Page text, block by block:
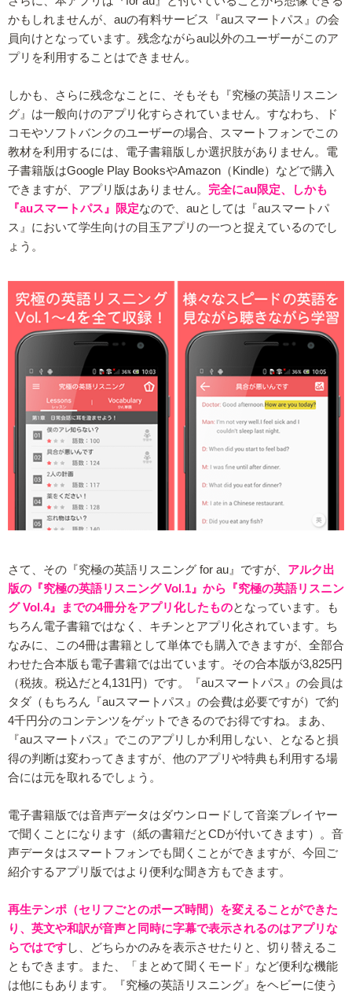
かもしれませんが、auの有料サービス『auスマートパス』の会
員向けとなっています。残念ながらau以外のユーザーがこのア
プリを利用することはできません。
しかも、さらに残念なことに、そもそも『究極の英語リスニン
グ』は一般向けのアプリ化すらされていません。すなわち、ド
コモやソフトバンクのユーザーの場合、スマートフォンでこの
教材を利用するには、電子書籍版しか選択肢がありません。電
子書籍版はGoogle Play BooksやAmazon（Kindle）などで購入
できますが、アプリ版はありません。 完全にau限定、しかも
『auスマートパス』限定なので、auとしては『auスマートパ
ス』において学生向けの目玉アプリの一つと捉えているのでし
ょう。
さて、その『究極の英語リスニング for au』ですが、 アルク出
版の『究極の英語リスニング Vol.1』から『究極の英語リスニン
グ Vol.4』までの4冊分をアプリ化したものとなっています。も
ちろん電子書籍ではなく、キチンとアプリ化されています。ち
なみに、この4冊は書籍として単体でも購入できますが、全部合
わせた合本版も電子書籍では出ています。その合本版が3,825円
（税抜。税込だと4,131円）です。『auスマートパス』の会員は
タダ（もちろん『auスマートパス』の会費は必要ですが）で約
4千円分のコンテンツをゲットできるのでお得ですね。まあ、
『auスマートパス』でこのアプリしか利用しない、となると損
得の判断は変わってきますが、他のアプリや特典も利用する場
合には元を取れるでしょう。
電子書籍版では音声データはダウンロードして音楽プレイヤー
で聞くことになります（紙の書籍だとCDが付いてきます）。音
声データはスマートフォンでも聞くことができますが、今回ご
紹介するアプリ版ではより便利な聞き方もできます。
再生テンポ（セリフごとのポーズ時間）を変えることができた
り、英文や和訳が音声と同時に字幕で表示されるのはアプリな
らではですし、どちらかのみを表示させたりと、切り替えるこ
ともできます。また、「まとめて聞くモード」など便利な機能
は他にもあります。『究極の英語リスニング』をヘビーに使う